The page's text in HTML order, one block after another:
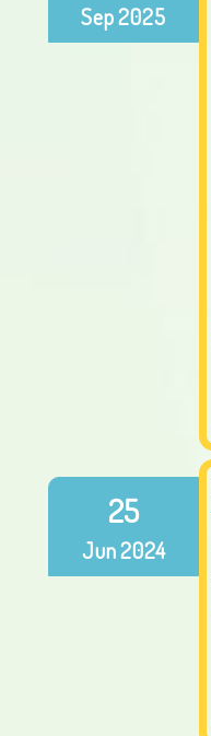
Sep2025
25
Jun2024